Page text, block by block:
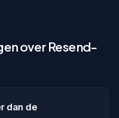
over Resend-
dan de